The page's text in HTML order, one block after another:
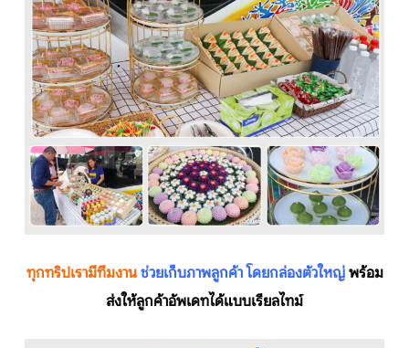
ทุกทริปเรามีทีมงานช่วยเก็บภาพลูกค้า โดยกล่องตัวใหญ่ พร้อม
ส่งให้ลูกค้าอัพเดทได้แบบเรียลไทม์